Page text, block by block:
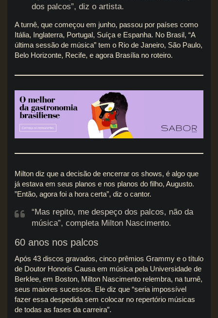
dos palcos”, diz o artista.
A turnê, que começou em junho, passou por países como
Itália, Inglaterra, Portugal, Suíça e Espanha. No Brasil, “A
última sessão de música” tem o Rio de Janeiro, São Paulo,
Belo Horizonte, Recife, e agora Brasília no roteiro.
Milton diz que a decisão de encerrar os shows, é algo que
já estava em seus planos e nos planos do filho, Augusto.
”Então, agora foi a hora certa”, diz o cantor.
“Mas repito, me despeço dos palcos, não da
música”, completa Milton Nascimento.
60 anos nos palcos
Após 43 discos gravados, cinco prêmios Grammy e o título
de Doutor Honoris Causa em música pela Universidade de
Berklee, em Boston, Milton Nascimento relembra, na turnê,
seus maiores sucessos. Ele diz que “seria impossível
fazer essa despedida sem colocar no repertório músicas
de todas as fases da carreira”.